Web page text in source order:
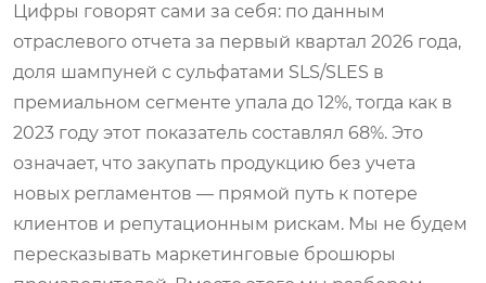
Цифры говорят сами за себя: по данным
отраслевого отчета за первый квартал 2026 года,
доля шампуней с сульфатами SLS/SLES в
премиальном сегменте упала до 12%, тогда как в
2023 году этот показатель составлял 68%. Это
означает, что закупать продукцию без учета
новых регламентов — прямой путь к потере
клиентов и репутационным рискам. Мы не будем
пересказывать маркетинговые брошюры